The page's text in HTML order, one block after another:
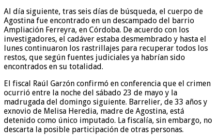
Al día siguiente, tras seis días de búsqueda, el cuerpo de
Agostina fue encontrado en un descampado del barrio
Ampliación Ferreyra, en Córdoba. De acuerdo con los
investigadores, el cadáver estaba desmembrado y hasta el
lunes continuaron los rastrillajes para recuperar todos los
restos, que según fuentes judiciales ya habrían sido
encontrados en su totalidad.
El fiscal Raúl Garzón confirmó en conferencia que el crimen
ocurrió entre la noche del sábado 23 de mayo y la
madrugada del domingo siguiente. Barrelier, de 33 años y
exnovio de Melisa Heredia, madre de Agostina, está
detenido como único imputado. La fiscalía, sin embargo, no
descarta la posible participación de otras personas.